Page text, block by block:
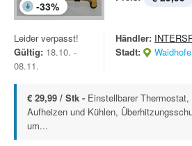
-33%
Leider verpasst!
Gültig: 18.10. -
08.11.
Händler:
Stadt:
€ 29,99 / Stk - Einstellbarer
Aufheizen und Kühlen,
um...